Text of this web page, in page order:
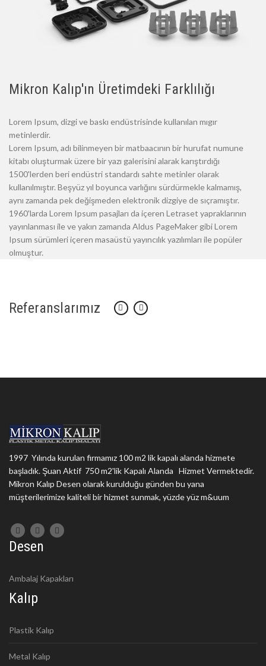
Mikron Kalıp'ın Üretimdeki Farklılığı
Lorem Ipsum, dizgi ve baskı endüstrisinde kullanılan mıgır
metinlerdir.
Lorem Ipsum, adı bilinmeyen bir matbaacının bir hurufat numune
kitabı oluşturmak üzere bir yazı galerisini alarak karıştırdığı
1500'lerden beri endüstri standardı sahte metinler olarak
kullanılmıştır. Beşyüz yıl boyunca varlığını sürdürmekle kalmamış,
aynı zamanda pek değişmeden elektronik dizgiye de sıçramıştır.
1960'larda Lorem Ipsum pasajları da içeren Letraset yapraklarının
yayınlanması ile ve yakın zamanda Aldus PageMaker gibi Lorem
Ipsum sürümleri içeren masaüstü yayıncılık yazılımları ile popüler
olmuştur.
Referanslarımız
1997 Yılında kurulan firmamız 100 m2 lik kapalı alanda hizmete
başladık. Şuan Aktif 750 m2'lik Kapalı Alanda Hizmet Vermektedir.
Mikron Kalıp Desen olarak kurulduğu günden bu yana
müşterilerimize kaliteli bir hizmet sunmak, yüzde yüz m&uum
Desen
Ambalaj Kapakları
Kalıp
Plastik Kalıp
Metal Kalıp